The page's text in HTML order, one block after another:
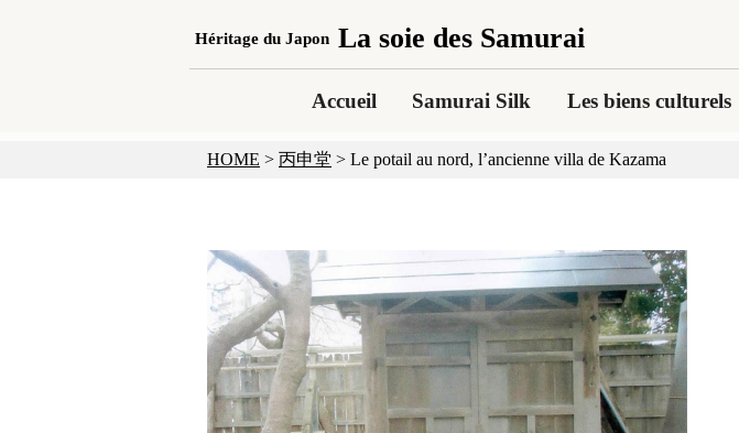
Héritage du Japon La soie des Samurai
Accueil Samurai Silk Les biens culturels
HOME > 丙申堂 > Le potail au nord, l’ancienne villa de Kazama